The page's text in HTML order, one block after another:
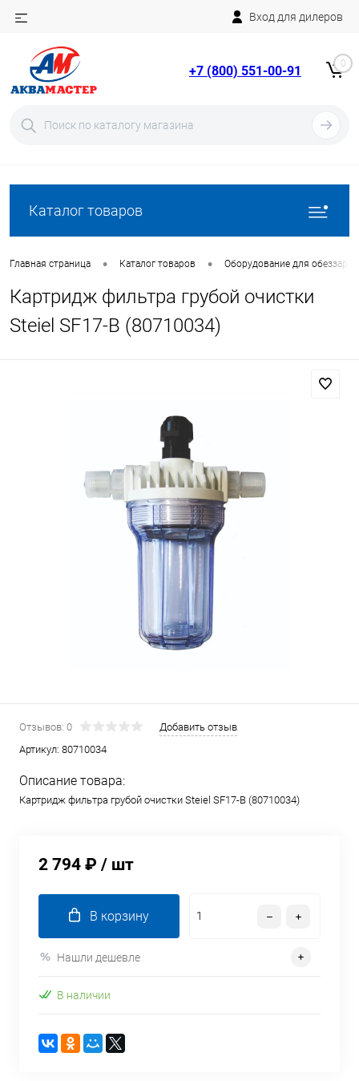
Вход для дилеров
+7 (800) 551-00-91 0
Каталог товаров
Главная страница • Каталог товаров • Оборудование для
Картридж фильтра грубой очистки
Steiel SF17-B (80710034)
Отзывов: 0
Добавить отзыв
Артикул: 80710034
Описание товара:
Картридж фильтра грубой очистки Steiel SF17-B (80710034)
2 794 ₽ / шт
В корзину
Нашли дешевле
В наличии